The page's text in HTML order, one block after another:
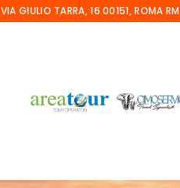
VIA GIULIO TARRA, 16 00151, ROMA RM